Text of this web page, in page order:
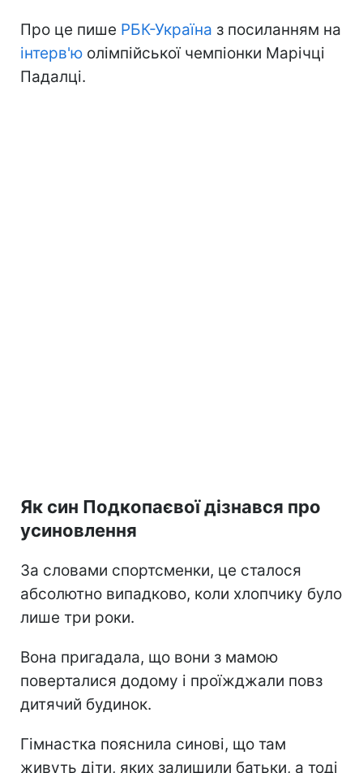
Про це пише РБК-Україна з посиланням на
інтерв'ю олімпійської чемпіонки Марічці
Падалці.
Як син Подкопаєвої дізнався про
усиновлення
За словами спортсменки, це сталося
абсолютно випадково, коли хлопчику було
лише три роки.
Вона пригадала, що вони з мамою
поверталися додому і проїжджали повз
дитячий будинок.
Гімнастка пояснила синові, що там
живуть діти, яких залишили батьки, а тоді